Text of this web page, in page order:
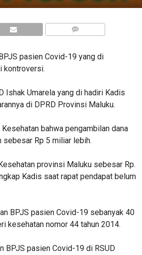
pasien Covid-19 yang di
kontroversi.
Ishak Umarela yang di hadiri Kadis
di DPRD Provinsi Maluku.
bahwa pengambilan dana
sebesar Rp 5 miliar lebih.
provinsi Maluku sebesar Rp.
Kadis saat rapat pendapat belum
BPJS pasien Covid-19 sebanyak 40
kesehatan nomor 44 tahun 2014.
BPJS pasien Covid-19 di RSUD